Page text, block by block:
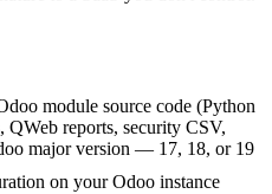
module source code (Python
reports, security CSV,
major version — 17, 18, or 19
on your Odoo instance